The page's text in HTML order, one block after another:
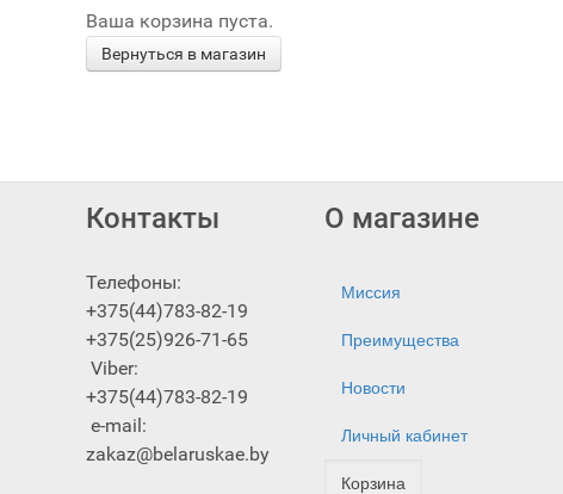
Ваша корзина пуста.
Вернуться в магазин
Контакты
Телефоны:
+375(44)783-82-19
+375(25)926-71-65
Viber:
+375(44)783-82-19
e-mail:
zakaz@belaruskae.by
О магазине
Миссия
Преимущества
Новости
Личный кабинет
Корзина